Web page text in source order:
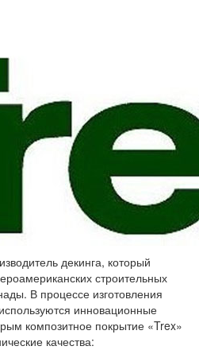
декинга, который
строительных
В процессе изготовления
инновационные
композитное покрытие «Trex»
качества: